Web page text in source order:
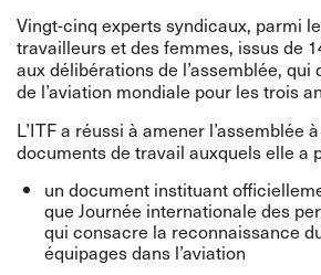
Vingt-cinq experts syndicaux, parmi
travailleurs et des femmes, issus de
aux délibérations de l’assemblée,
de l’aviation mondiale pour les trois
L’ITF a réussi à amener l’assemblée
documents de travail auxquels elle a
un document instituant
que Journée internationale des
qui consacre la reconnaissance
équipages dans l’aviation